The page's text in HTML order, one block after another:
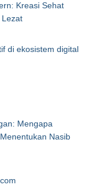
Kreasi Sehat
Lezat
di ekosistem digital
Mengapa
Nasib